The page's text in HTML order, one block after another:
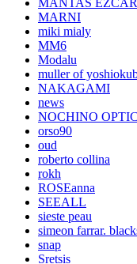
MANTAS
MARNI
miki mialy
MM6
Modalu
muller of
NAKAGAMI
news
NOCHINO
orso90
oud
roberto collina
rokh
ROSEanna
SEEALL
sieste peau
simeon farrar.
snap
Sretsis